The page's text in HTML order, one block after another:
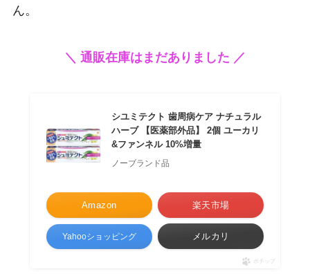
ん。
＼ 通販在庫はまだありました ／
シユミテクト 歯周病ケア ナチュラル
ハーブ 【医薬部外品】 2個 ユーカリ
&ファンネル 10%増量
ノーブランド品
Amazon 楽天市場
Yahooショッピング メルカリ
ポチップ